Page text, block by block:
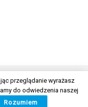
Lublin S.A. w likwidacji
przeglądanie wyrażasz
do odwiedzenia naszej
Rozumiem